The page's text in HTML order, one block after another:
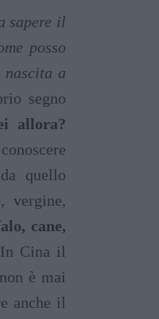
sapere il
posso
nascita a
segno
allora?
quello
vergine,
cane,
Cina il
è mai
anche il